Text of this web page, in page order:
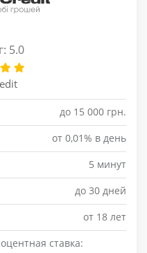
5.0
до 15 000 грн.
от 0,01% в день
5 минут
до 30 дней
от 18 лет
ставка: